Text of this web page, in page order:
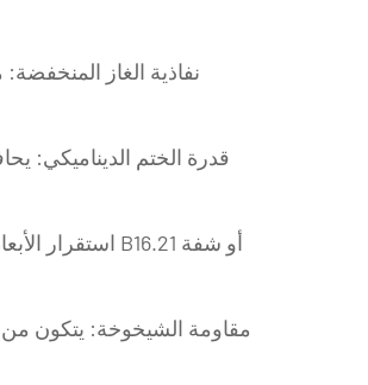
نفاذية الغاز المنخفضة:
قدرة الختم الديناميكي:
استقرار أسم B16.21 أو شفة
مقاومة الشيخوخة: يتكون من